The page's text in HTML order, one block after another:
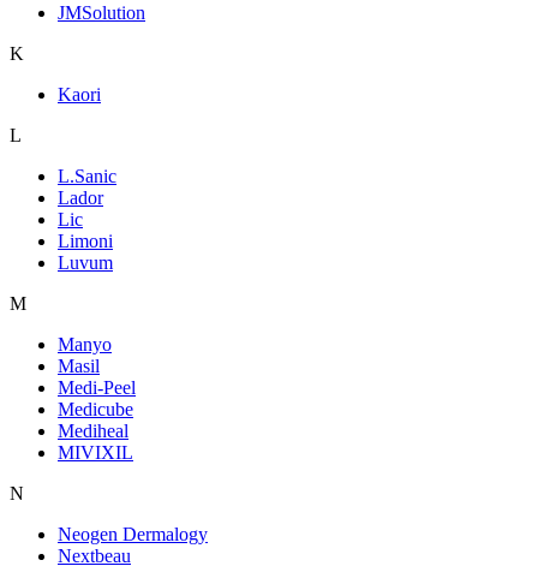
JMSolution
K
Kaori
L
L.Sanic
Lador
Lic
Limoni
Luvum
M
Manyo
Masil
Medi-Peel
Medicube
Mediheal
MIVIXIL
N
Neogen Dermalogy
Nextbeau